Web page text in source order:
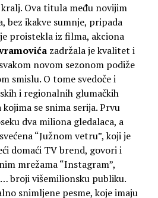
Ova titula među novijim
bez ikakve sumnje, pripada
proistekla iz filma, akciona
zadržala je kvalitet i
novom sezonom podiže
smislu. O tome svedoče i
i regionalnih glumačkih
se snima serija. Prvu
dva miliona gledalaca, a
“Južnom vetru”, koji je
domaći TV brend, govori i
mrežama “Instagram”,
broji višemilionsku publiku.
snimljene pesme, koje imaju